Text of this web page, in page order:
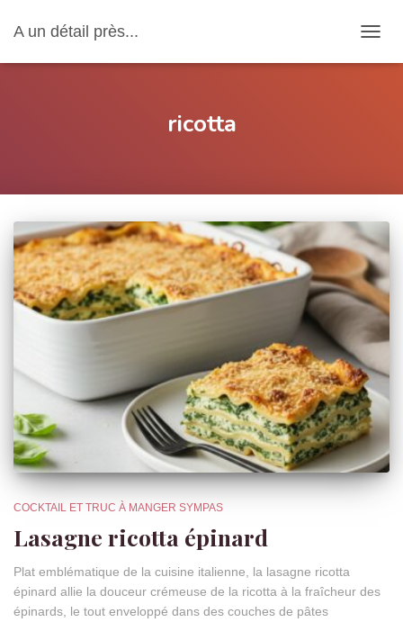
A un détail près...
ricotta
COCKTAIL ET TRUC À MANGER SYMPAS
Lasagne ricotta épinard
Plat emblématique de la cuisine italienne, la lasagne ricotta
épinard allie la douceur crémeuse de la ricotta à la fraîcheur des
épinards, le tout enveloppé dans des couches de pâtes